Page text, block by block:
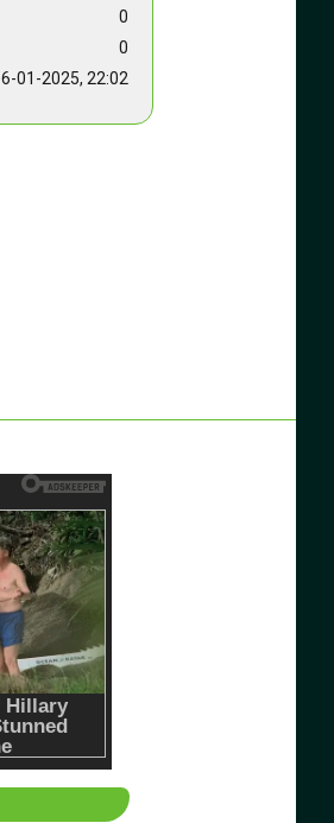
0
0
6-01-2025, 22:02